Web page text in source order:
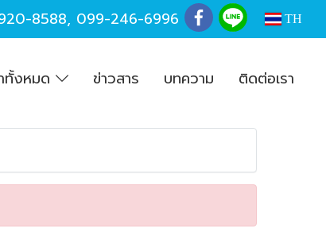
8588, 099-246-6996 TH
ทั้งหมด ข่าวสาร บทความ ติดต่อเรา